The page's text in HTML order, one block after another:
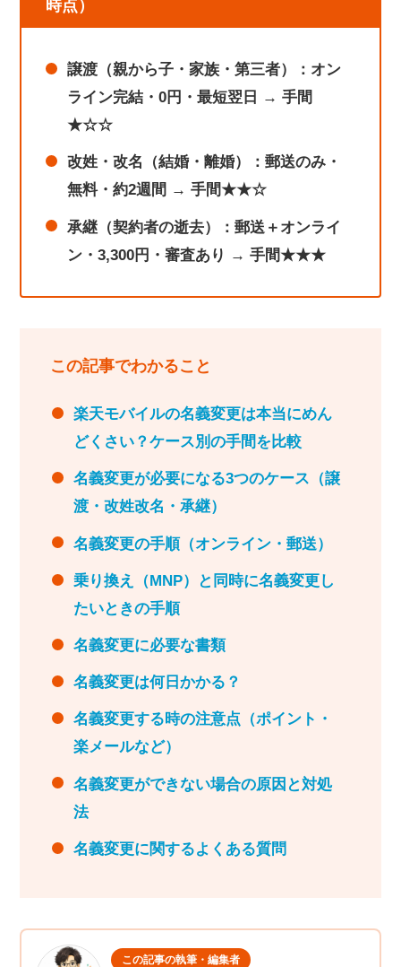
時点）
譲渡（親から子・家族・第三者）：オン
ライン完結・0円・最短翌日 → 手間
★☆☆
改姓・改名（結婚・離婚）：郵送のみ・
無料・約2週間 → 手間★★☆
承継（契約者の逝去）：郵送＋オンライ
ン・3,300円・審査あり → 手間★★★
この記事でわかること
楽天モバイルの名義変更は本当にめん
どくさい？ケース別の手間を比較
名義変更が必要になる3つのケース（譲
渡・改姓改名・承継）
名義変更の手順（オンライン・郵送）
乗り換え（MNP）と同時に名義変更し
たいときの手順
名義変更に必要な書類
名義変更は何日かかる？
名義変更する時の注意点（ポイント・
楽メールなど）
名義変更ができない場合の原因と対処
法
名義変更に関するよくある質問
この記事の執筆・編集者